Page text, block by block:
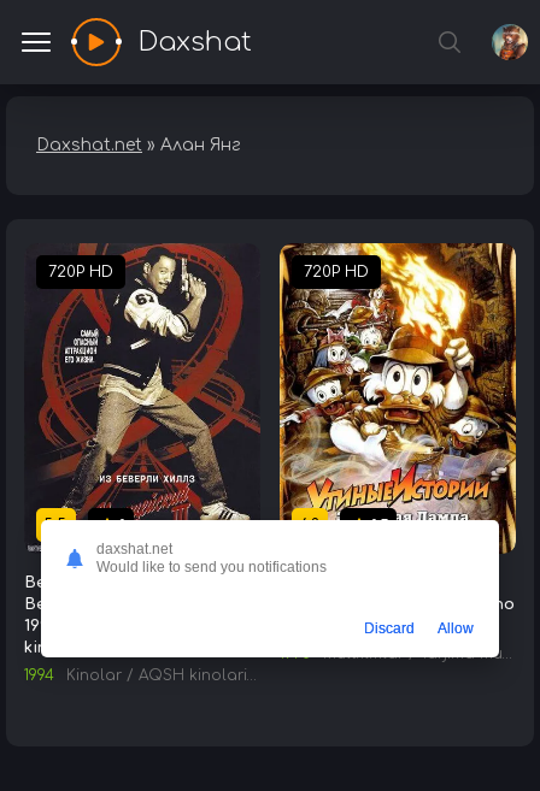
Daxshat
Daxshat.net » Алан Янг
720P HD
5.5 0
Beverli Hills Politsiyasi 3 /
Beverli Xillzlik Politsiyachi 3
1994 HD Uzbek tilida Tarjima
kino Skachat
1994
Kinolar / AQSH kinolari
720P HD
6.8 0.7
HD Uzbek tilida Tarjima kino
Tarjima multfilmlar
daxshat.net
Would like to send you notifications
Discard Allow